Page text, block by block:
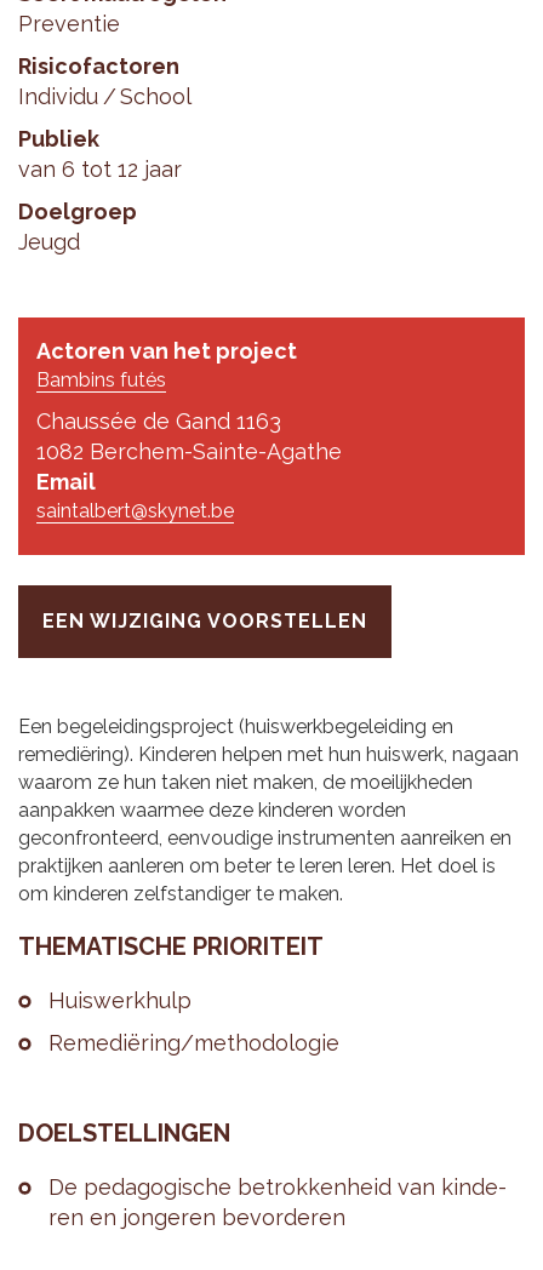
Preventie
Risicofactoren
Individu
School
Publiek
van 6 tot 12 jaar
Doelgroep
Jeugd
Actoren van het project
Bambins futés
Chaussée de Gand 1163
1082 Berchem-Sainte-Agathe
Email
saintalbert@skynet.be
EEN WIJZIGING VOORSTELLEN
Een begeleidingsproject (huiswerkbegeleiding en
remediëring). Kinderen helpen met hun huiswerk, nagaan
waarom ze hun taken niet maken, de moeilijkheden
aanpakken waarmee deze kinderen worden
geconfronteerd, eenvoudige instrumenten aanreiken en
praktijken aanleren om beter te leren leren. Het doel is
om kinderen zelfstandiger te maken.
THE­MA­TI­SCHE PRI­O­RI­TEIT
Huis­werk­hulp
Re­me­diëring/me­tho­do­lo­gie
DOEL­STEL­LIN­GEN
De pe­da­go­gi­sche be­trok­ken­heid van kin­de­
ren en jon­ge­ren be­vor­de­ren